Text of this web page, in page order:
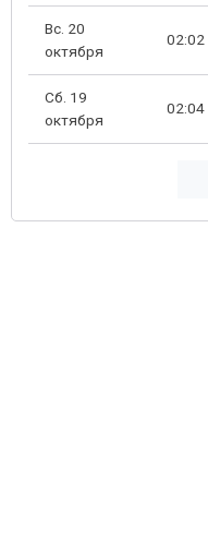
Вс. 20
октября
02:02
Сб. 19
октября
02:04